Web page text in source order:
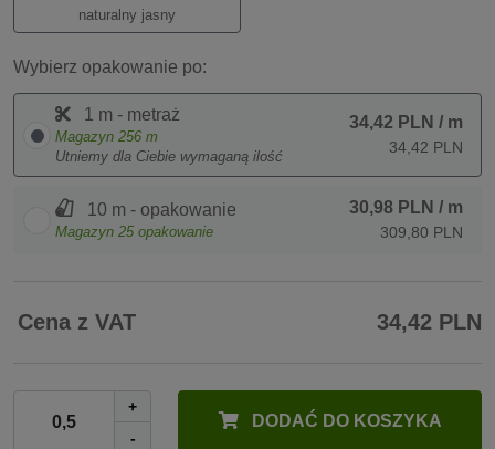
naturalny jasny
Wybierz opakowanie po:
1 m - metraż
Magazyn 256 m
Utniemy dla Ciebie wymaganą ilość
34,42 PLN / m
34,42 PLN
10 m - opakowanie
Magazyn 25 opakowanie
30,98 PLN / m
309,80 PLN
Cena z VAT 34,42 PLN
+
-
DODAĆ DO KOSZYKA